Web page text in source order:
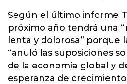
Según el último informe
próximo año tendrá una
lenta y dolorosa” porque
“anuló las suposiciones
de la economía global y
esperanza de